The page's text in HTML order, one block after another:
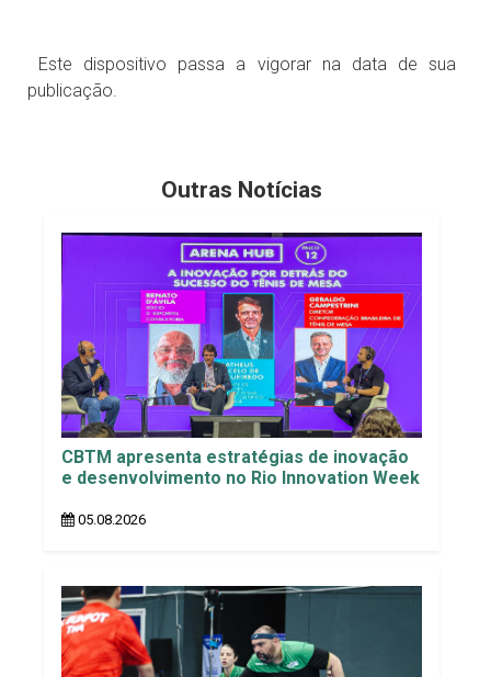
Este dispositivo passa a vigorar na data de sua
publicação.
Outras Notícias
CBTM apresenta estratégias de inovação
e desenvolvimento no Rio Innovation Week
05.08.2026